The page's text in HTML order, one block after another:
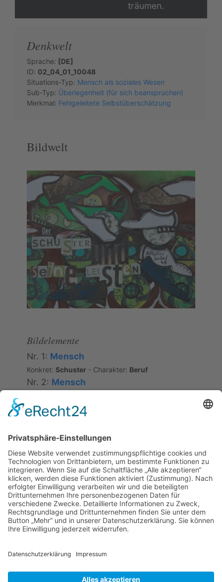
träumen.
Denkwelt
Sprache: [DE]
ID: 02_04_01_10048
Situations-Typ: Mensch als soziales Wesen
Sub-Typ: Überlegenheit (für sich beanspruchen)
Merkmal: Fehlgeleitete Selbstüberschätzung
Bildwelt
Bildelemente
Nr. 1: Mensch
Konkret: Schuster - Charakter: Beruf
Nr. 2: Mensch
Objekt
Semantische Relation
#10047[JP]der Stein am Fluss kann
nicht Stern am Himmel werden
Konzeptäquivalenz; keine Bildäquivalenz;
Copyright 2019 - 2023WAK / Prof. Dr. Annely